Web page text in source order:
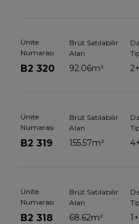
Ünite
Numarası
B2 320
Brüt Satılabilir
Alan
92.06m²
Ünite
Numarası
B2 319
Brüt Satılabilir
Alan
155.57m²
Ünite
Numarası
B2 318
Brüt Satılabilir
Alan
68.62m²